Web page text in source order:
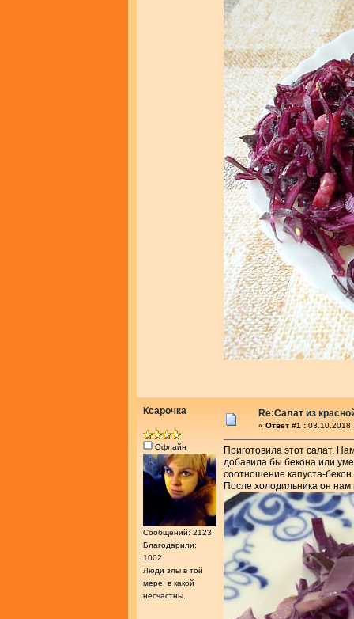
Ксарочка
Офлайн
Сообщений: 2123
Благодарили:
1002
Люди злы в той
мере, в какой
несчастны.
Re:Салат из
« Ответ #1 : 03.10.2018
Приготовила этот салат.
добавила бы бекона или
соотношение капуста-
После холодильника он